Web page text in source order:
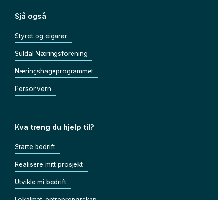
Sjå også
Styret og eigarar
Suldal Næringsforening
Næringshageprogrammet
Personvern
Kva treng du hjelp til?
Starte bedrift
Realisere mitt prosjekt
Utvikle mi bedrift